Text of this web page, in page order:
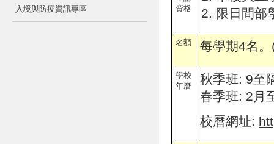
入境與防疫資訊專區
資格
限日間部
名額 每學期4名
學校
年曆
秋季班: 9至
春季班: 2月
校曆網址: